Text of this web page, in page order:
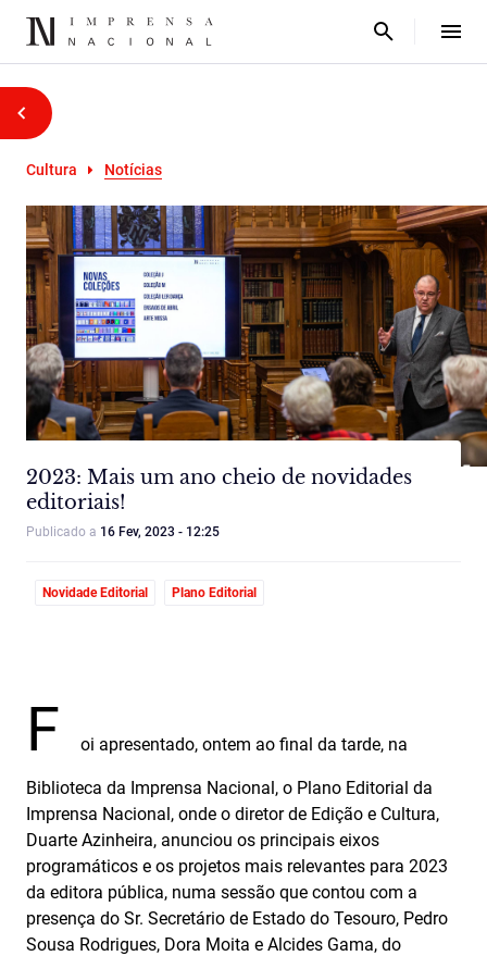
Cultura Notícias
2023: Mais um ano cheio de novidades
editoriais!
Publicado a 16 Fev, 2023 - 12:25
Novidade Editorial Plano Editorial
F oi apresentado, ontem ao final da tarde, na
Biblioteca da Imprensa Nacional, o Plano Editorial da
Imprensa Nacional, onde o diretor de Edição e Cultura,
Duarte Azinheira, anunciou os principais eixos
programáticos e os projetos mais relevantes para 2023
da editora pública, numa sessão que contou com a
presença do Sr. Secretário de Estado do Tesouro, Pedro
Sousa Rodrigues, Dora Moita e Alcides Gama, do